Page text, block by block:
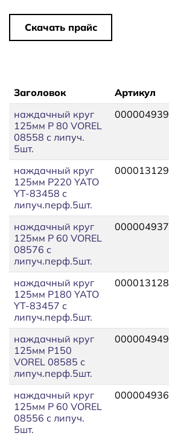
Скачать прайс
Заголовок Артикул
наждачный круг
125мм P 80 VOREL
08558 с липуч.
5шт.
000004939
наждачный круг
125мм P220 YATO
YT-83458 с
липуч.перф.5шт.
000013129
наждачный круг
125мм P 60 VOREL
08576 с
липуч.перф.5шт.
000004937
наждачный круг
125мм P180 YATO
YT-83457 с
липуч.перф.5шт.
000013128
наждачный круг
125мм P150
VOREL 08585 с
липуч.перф.5шт.
000004949
наждачный круг
125мм P 60 VOREL
08556 с липуч.
5шт.
000004936